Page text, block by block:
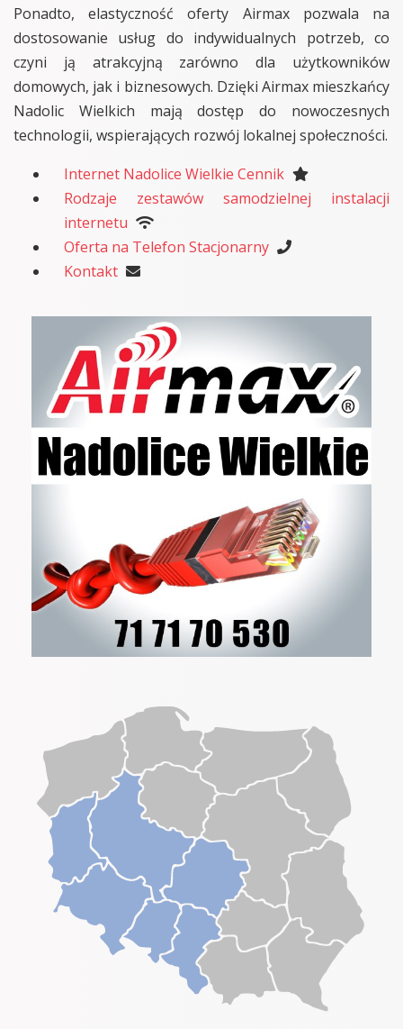
Ponadto, elastyczność oferty Airmax pozwala na
dostosowanie usług do indywidualnych potrzeb, co
czyni ją atrakcyjną zarówno dla użytkowników
domowych, jak i biznesowych. Dzięki Airmax mieszkańcy
Nadolic Wielkich mają dostęp do nowoczesnych
technologii, wspierających rozwój lokalnej społeczności.
Internet Nadolice Wielkie Cennik
Rodzaje zestawów samodzielnej instalacji
internetu
Oferta na Telefon Stacjonarny
Kontakt